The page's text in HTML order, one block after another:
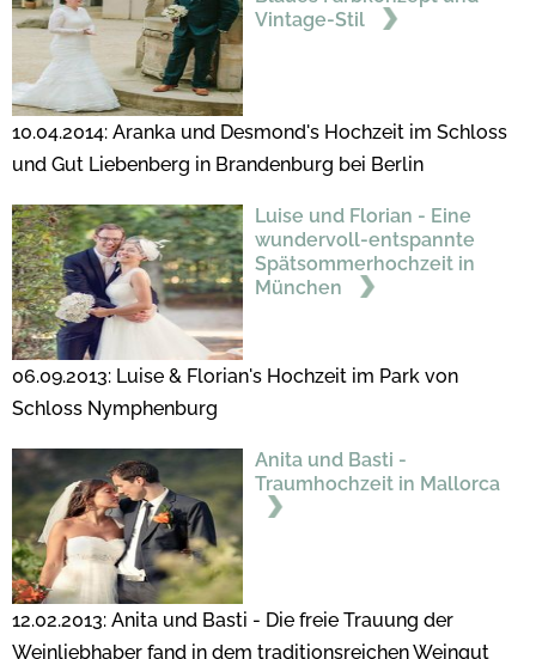
Vintage-Stil
10.04.2014: Aranka und Desmond's Hochzeit im Schloss
und Gut Liebenberg in Brandenburg bei Berlin
Luise und Florian - Eine
wundervoll-entspannte
Spätsommerhochzeit in
München
06.09.2013: Luise & Florian's Hochzeit im Park von
Schloss Nymphenburg
Anita und Basti -
Traumhochzeit in Mallorca
12.02.2013: Anita und Basti - Die freie Trauung der
Weinliebhaber fand in dem traditionsreichen Weingut